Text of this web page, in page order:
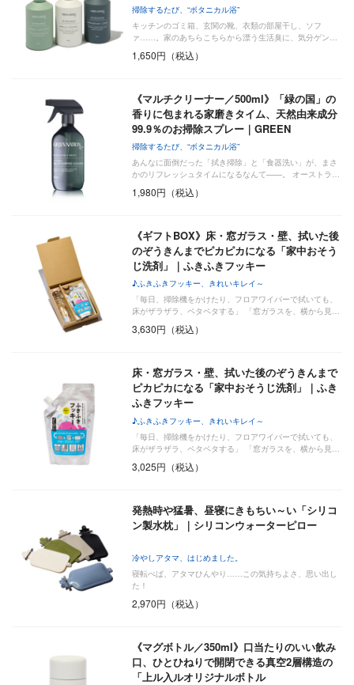
掃除するたび、“ボタニカル浴”
キッチンのゴミ箱、玄関の靴、衣類の部屋干し、ソフ
ァ……。家のあちらこちらから漂う生活臭に、気分ゲン…
1,650円（税込）
《マルチクリーナー／500ml》「緑の国」の
香りに包まれる家磨きタイム、天然由来成分
99.9％のお掃除スプレー｜GREEN
NATION…
掃除するたび、“ボタニカル浴”
あんなに面倒だった「拭き掃除」と「食器洗い」が、まさ
かのリフレッシュタイムになるなんて——。 オーストラ…
1,980円（税込）
《ギフトBOX》床・窓ガラス・壁、拭いた後
のぞうきんまでピカピカになる「家中おそう
じ洗剤」｜ふきふきフッキー
♪ふきふきフッキー、きれいキレイ～
「毎日、掃除機をかけたり、フロアワイパーで拭いても、
床がザラザラ、ペタペタする」 「窓ガラスを、横から見…
3,630円（税込）
床・窓ガラス・壁、拭いた後のぞうきんまで
ピカピカになる「家中おそうじ洗剤」｜ふき
ふきフッキー
♪ふきふきフッキー、きれいキレイ～
「毎日、掃除機をかけたり、フロアワイパーで拭いても、
床がザラザラ、ペタペタする」 「窓ガラスを、横から見…
3,025円（税込）
発熱時や猛暑、昼寝にきもちい～い「シリコ
ン製水枕」｜シリコンウォーターピロー
冷やしアタマ、はじめました。
寝転べば、アタマひんやり……この気持ちよさ、思い出し
た！
2,970円（税込）
《マグボトル／350ml》口当たりのいい飲み
口、ひとひねりで開閉できる真空2層構造の
「上ル入ルオリジナルボトル